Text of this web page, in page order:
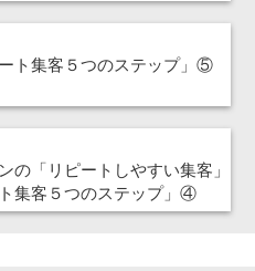
ト集客５つのステップ」⑤
の「リピートしやすい集客」
集客５つのステップ」④